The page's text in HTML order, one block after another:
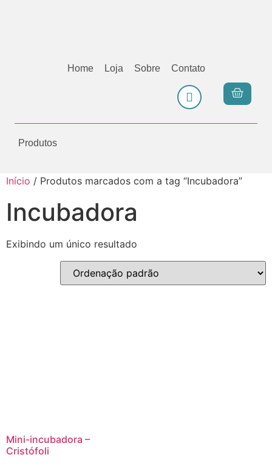
Home Loja Sobre Contato
Produtos
Início / Produtos marcados com a tag “Incubadora”
Incubadora
Exibindo um único resultado
Mini-incubadora –
Cristófoli